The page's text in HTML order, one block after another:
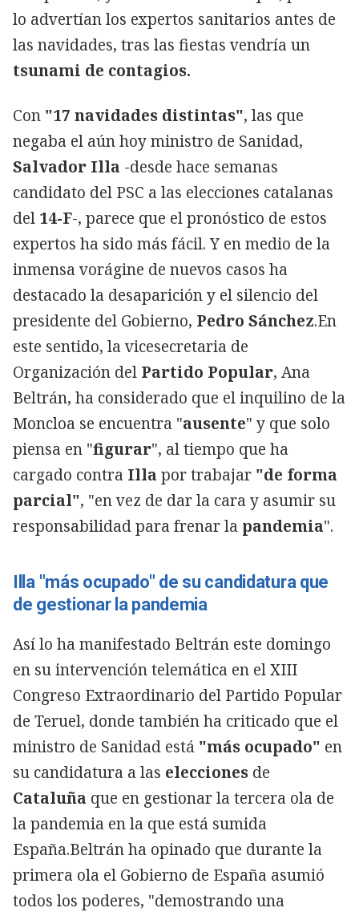
lo advertían los expertos sanitarios antes de
las navidades, tras las fiestas vendría un
tsunami de contagios.
Con "17 navidades distintas", las que
negaba el aún hoy ministro de Sanidad,
Salvador Illa -desde hace semanas
candidato del PSC a las elecciones catalanas
del 14-F-, parece que el pronóstico de estos
expertos ha sido más fácil. Y en medio de la
inmensa vorágine de nuevos casos ha
destacado la desaparición y el silencio del
presidente del Gobierno, Pedro Sánchez.En
este sentido, la vicesecretaria de
Organización del Partido Popular, Ana
Beltrán, ha considerado que el inquilino de la
Moncloa se encuentra "ausente" y que solo
piensa en "figurar", al tiempo que ha
cargado contra Illa por trabajar "de forma
parcial", "en vez de dar la cara y asumir su
responsabilidad para frenar la pandemia".
Illa "más ocupado" de su candidatura que
de gestionar la pandemia
Así lo ha manifestado Beltrán este domingo
en su intervención telemática en el XIII
Congreso Extraordinario del Partido Popular
de Teruel, donde también ha criticado que el
ministro de Sanidad está "más ocupado" en
su candidatura a las elecciones de
Cataluña que en gestionar la tercera ola de
la pandemia en la que está sumida
España.Beltrán ha opinado que durante la
primera ola el Gobierno de España asumió
todos los poderes, "demostrando una